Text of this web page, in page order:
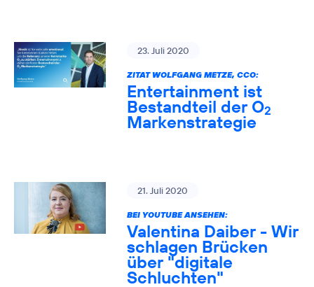
23. Juli 2020
ZITAT WOLFGANG METZE, CCO:
Entertainment ist
Bestandteil der O2
Markenstrategie
21. Juli 2020
BEI YOUTUBE ANSEHEN:
Valentina Daiber - Wir
schlagen Brücken
über "digitale
Schluchten"